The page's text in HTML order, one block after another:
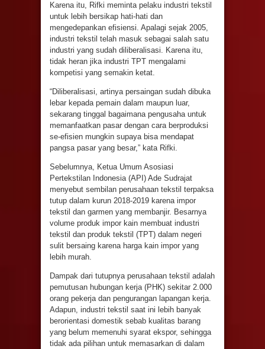
Karena itu, Rifki meminta pelaku industri tekstil
untuk lebih bersikap hati-hati dan
mengedepankan efisiensi. Apalagi sejak 2005,
industri tekstil telah masuk sebagai salah satu
industri yang sudah diliberalisasi. Karena itu,
tidak heran jika industri TPT mengalami
kompetisi yang semakin ketat.
“Diliberalisasi, artinya persaingan sudah dibuka
lebar kepada pemain dalam maupun luar,
sekarang tinggal bagaimana pengusaha untuk
memanfaatkan pasar dengan cara berproduksi
se-efisien mungkin supaya bisa mendapat
pangsa pasar yang besar,” kata Rifki.
Sebelumnya, Ketua Umum Asosiasi
Pertekstilan Indonesia (API) Ade Sudrajat
menyebut sembilan perusahaan tekstil terpaksa
tutup dalam kurun 2018-2019 karena impor
tekstil dan garmen yang membanjir. Besarnya
volume produk impor kain membuat industri
tekstil dan produk tekstil (TPT) dalam negeri
sulit bersaing karena harga kain impor yang
lebih murah.
Dampak dari tutupnya perusahaan teksti adalah
pemutusan hubungan kerja (PHK) sekitar 2.000
orang pekerja dan pengurangan lapangan kerja.
Adapun, industri tekstil saat ini lebih banyak
berorientasi domestik sebab kualitas barang
yang belum memenuhi syarat ekspor, sehingga
tidak ada pilihan untuk memasarkan di dalam